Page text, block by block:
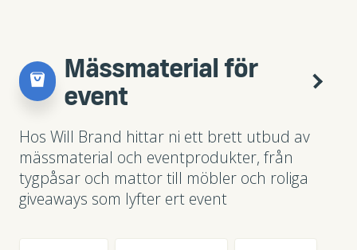
Mässmaterial för
event
Hos Will Brand hittar ni ett brett utbud av
mässmaterial och eventprodukter, från
tygpåsar och mattor till möbler och roliga
giveaways som lyfter ert event